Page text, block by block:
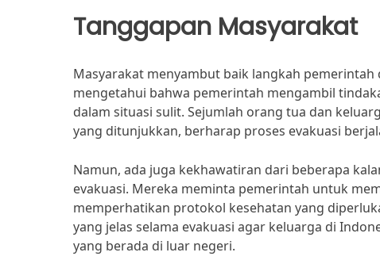
Tanggapan Masyarakat
Masyarakat menyambut baik langkah pemerintah
mengetahui bahwa pemerintah mengambil
dalam situasi sulit. Sejumlah orang tua dan
yang ditunjukkan, berharap proses evakuasi
Namun, ada juga kekhawatiran dari beberapa
evakuasi. Mereka meminta pemerintah untuk
memperhatikan protokol kesehatan yang
yang jelas selama evakuasi agar keluarga di
yang berada di luar negeri.